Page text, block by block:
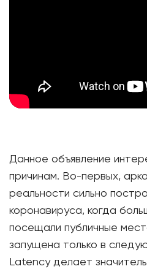
Данное объявление
причинам. Во-первых,
реальности сильно
коронавируса, когда
посещали публичные
запущена только в
Latency делает